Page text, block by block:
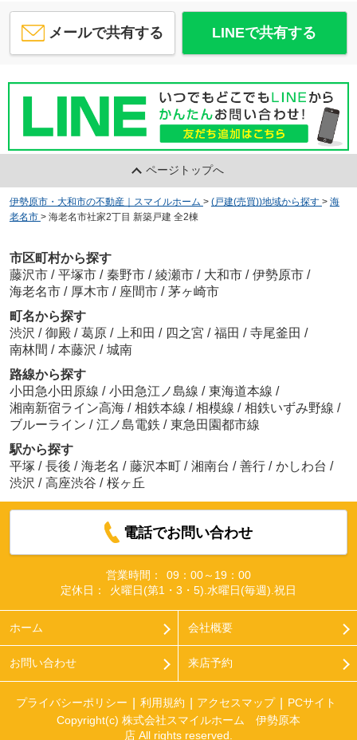
メールで共有する LINEで共有する
ページトップへ
伊勢原市・大和市の不動産｜スマイルホーム > (戸建(売買))地域から探す > 海
老名市 > 海老名市社家2丁目 新築戸建 全2棟
市区町村から探す
藤沢市 / 平塚市 / 秦野市 / 綾瀬市 / 大和市 / 伊勢原市 /
海老名市 / 厚木市 / 座間市 / 茅ヶ崎市
町名から探す
渋沢 / 御殿 / 葛原 / 上和田 / 四之宮 / 福田 / 寺尾釜田 /
南林間 / 本藤沢 / 城南
路線から探す
小田急小田原線 / 小田急江ノ島線 / 東海道本線 /
湘南新宿ライン高海 / 相鉄本線 / 相模線 / 相鉄いずみ野線 /
ブルーライン / 江ノ島電鉄 / 東急田園都市線
駅から探す
平塚 / 長後 / 海老名 / 藤沢本町 / 湘南台 / 善行 / かしわ台 /
渋沢 / 高座渋谷 / 桜ヶ丘
電話でお問い合わせ
営業時間：
09：00～19：00
定休日：
火曜日(第1・3・5).水曜日(毎週).祝日
ホーム 会社概要
お問い合わせ 来店予約
プライバシーポリシー 利用規約 アクセスマップ
PCサイト
Copyright(c) 株式会社スマイルホーム 伊勢原本
店 All rights reserved.